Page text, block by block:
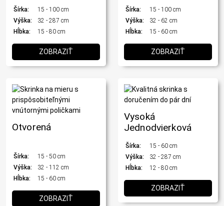
Šírka:
15 - 100 cm
Výška:
32 - 287 cm
Hĺbka:
15 - 80 cm
ZOBRAZIŤ
Šírka:
15 - 100 cm
Výška:
32 - 62 cm
Hĺbka:
15 - 60 cm
ZOBRAZIŤ
Otvorená
Šírka:
15 - 50 cm
Výška:
32 - 112 cm
Hĺbka:
15 - 60 cm
ZOBRAZIŤ
Vysoká
Jednodvierková
Šírka:
15 - 60 cm
Výška:
32 - 287 cm
Hĺbka:
12 - 80 cm
ZOBRAZIŤ